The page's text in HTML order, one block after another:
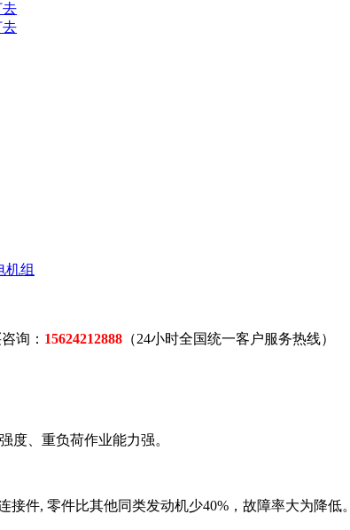
机组
询： 15624212888 （24小时全国统一客户服务热线）
度、重负荷作业能力强。
件, 零件比其他同类发动机少40%，故障率大为降低。